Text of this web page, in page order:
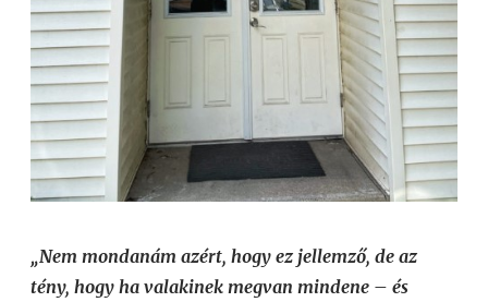
„Nem mondanám azért, hogy ez jellemző, de az
tény, hogy ha valakinek megvan mindene – és